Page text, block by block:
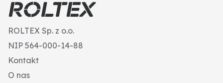
ROLTEX Sp. z o.o.
NIP 564-000-14-88
Kontakt
O nas